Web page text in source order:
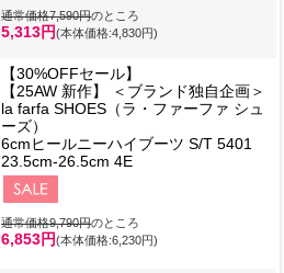
通常価格7,590円のところ
5,313円(本体価格:4,830円)
【30%OFFセール】
【25AW 新作】 ＜ブランド独自企画＞
la farfa SHOES（ラ・ファーファ シュ
ーズ）
6cmヒールニーハイブーツ S/T 5401
23.5cm-26.5cm 4E
通常価格9,790円のところ
6,853円(本体価格:6,230円)